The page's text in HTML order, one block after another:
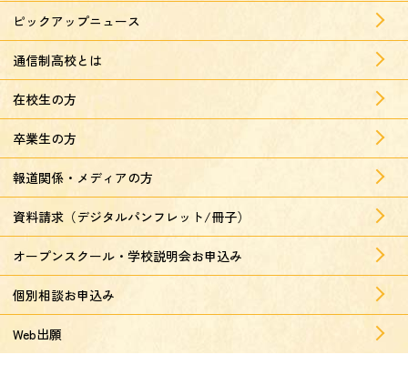
ピックアップニュース
通信制高校とは
在校生の方
卒業生の方
報道関係・メディアの方
資料請求（デジタルパンフレット/冊子）
オープンスクール・学校説明会お申込み
個別相談お申込み
Web出願